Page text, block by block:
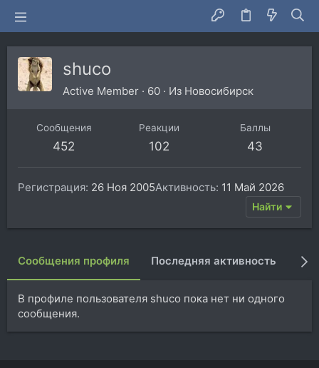
shuco
Active Member · 60 · Из Новосибирск
Сообщения
452
Реакции
102
Баллы
43
Регистрация 26 Ноя 2005Активность 11 Май 2026
Найти
Сообщения профиля Последняя активность
В профиле пользователя shuco пока нет ни одного
сообщения.